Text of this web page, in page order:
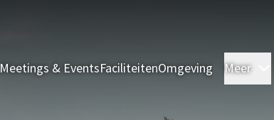
Meetings & EventsFaciliteitenOmgeving Meer